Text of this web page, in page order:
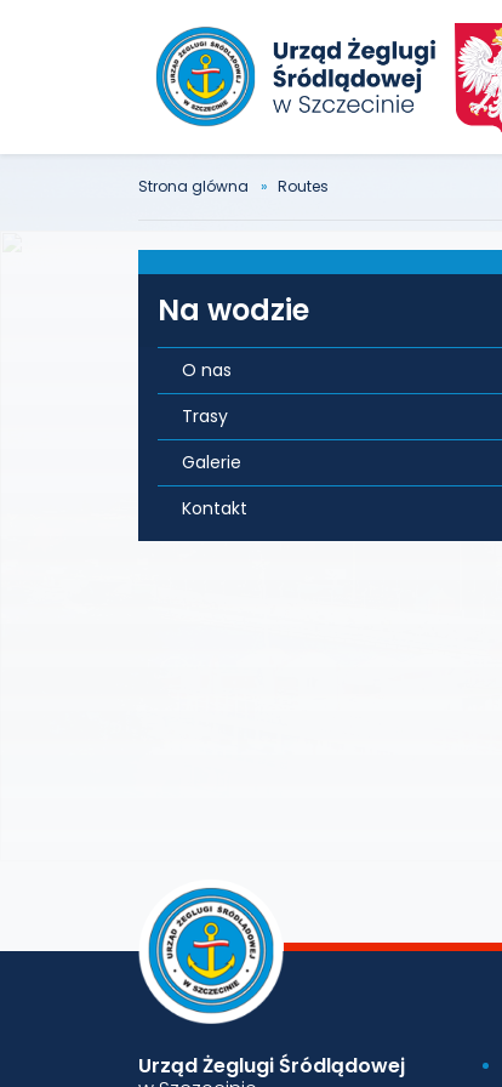
Strona glówna Routes
Na wodzie
O nas
Trasy
Galerie
Kontakt
Urząd Żeglugi Śródlądowej